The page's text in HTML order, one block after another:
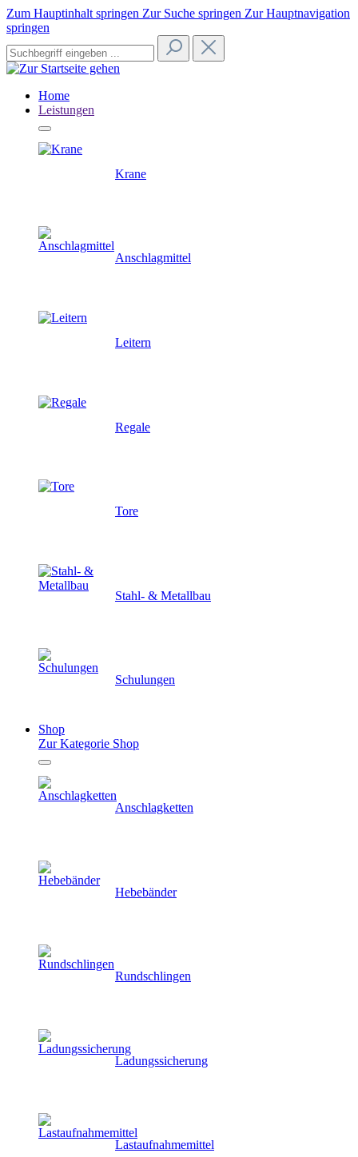
Zum Hauptinhalt springen Zur Suche springen Zur Hauptnavigation
springen
Home
Leistungen
Krane
Anschlagmittel
Leitern
Regale
Tore
Stahl- & Metallbau
Schulungen
Shop
Zur Kategorie Shop
Anschlagketten
Hebebänder
Rundschlingen
Ladungssicherung
Lastaufnahmemittel